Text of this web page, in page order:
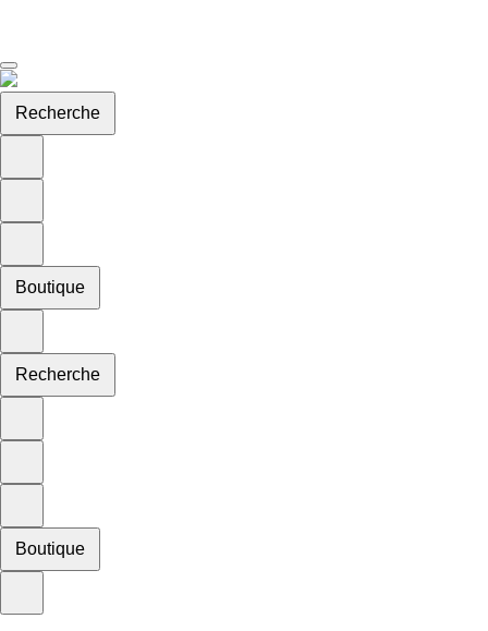
Recherche
Boutique
Recherche
Boutique